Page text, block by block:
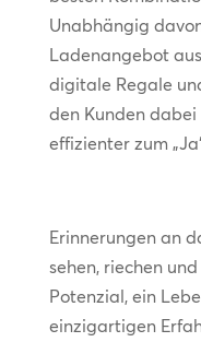
Unabhängig
Ladenangebot
digitale Regale
den Kunden dabei
effizienter zum
Erinnerungen an
sehen, riechen
Potenzial, ein
einzigartigen